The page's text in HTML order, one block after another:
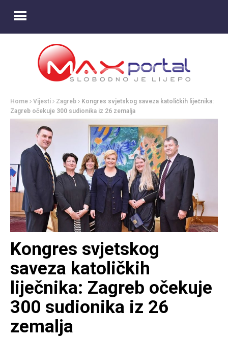
Home Vijesti Zagreb
Kongres svjetskog saveza katoličkih liječnika:
Zagreb očekuje 300 sudionika iz 26 zemalja
Kongres svjetskog
saveza katoličkih
liječnika: Zagreb očekuje
300 sudionika iz 26
zemalja